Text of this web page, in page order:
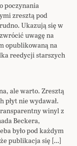
poczynania
zresztą pod
Ukazują się w
uwagę na
opublikowaną na
reedycji starszych
ale warto. Zresztą
płyt nie wydawał.
winyl z
Beckera,
było pod każdym
publikacja się […]